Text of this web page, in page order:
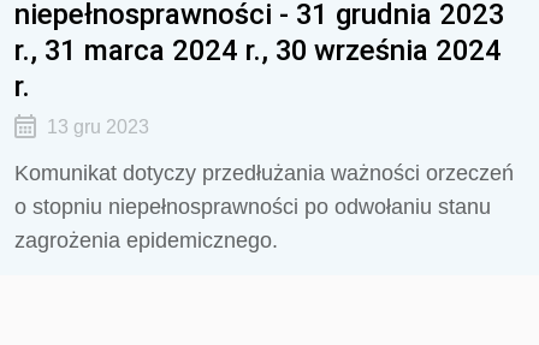
niepełnosprawności - 31 grudnia 2023
r., 31 marca 2024 r., 30 września 2024
r.
13 gru 2023
Komunikat dotyczy przedłużania ważności orzeczeń
o stopniu niepełnosprawności po odwołaniu stanu
zagrożenia epidemicznego.